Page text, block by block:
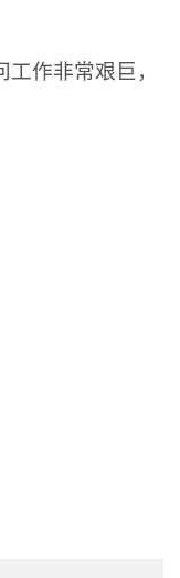
工作非常艰巨，